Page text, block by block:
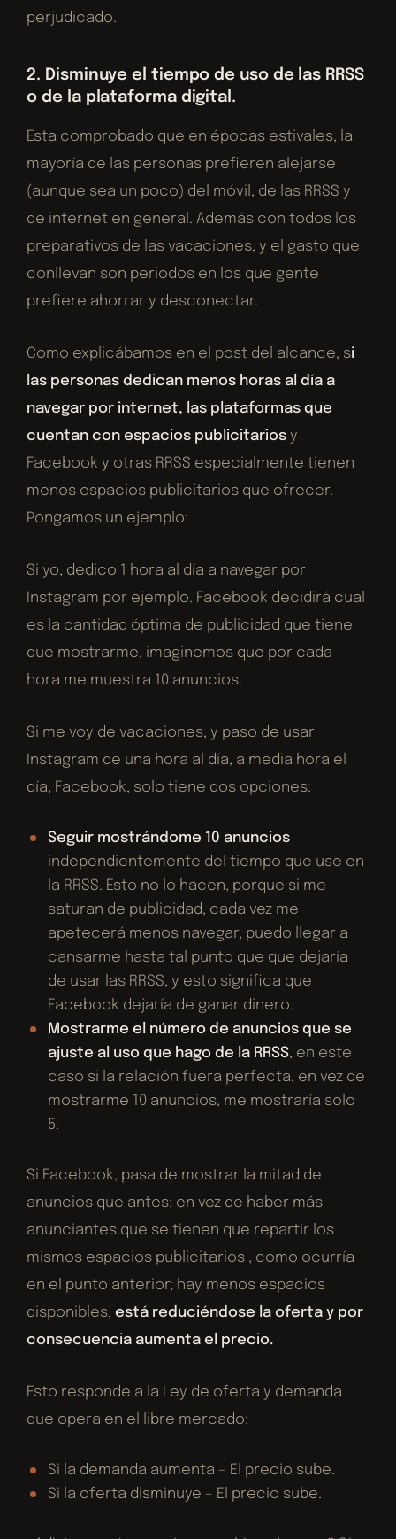
perjudicado.
2. Disminuye el tiempo de uso de las RRSS
o de la plataforma digital.
Esta comprobado que en épocas estivales, la
mayoría de las personas prefieren alejarse
(aunque sea un poco) del móvil, de las RRSS y
de internet en general. Además con todos los
preparativos de las vacaciones, y el gasto que
conllevan son periodos en los que gente
prefiere ahorrar y desconectar.
Como explicábamos en el post del alcance, si
las personas dedican menos horas al día a
navegar por internet, las plataformas que
cuentan con espacios publicitarios y
Facebook y otras RRSS especialmente tienen
menos espacios publicitarios que ofrecer.
Pongamos un ejemplo:
Si yo, dedico 1 hora al día a navegar por
Instagram por ejemplo. Facebook decidirá cual
es la cantidad óptima de publicidad que tiene
que mostrarme, imaginemos que por cada
hora me muestra 10 anuncios.
Si me voy de vacaciones, y paso de usar
Instagram de una hora al día, a media hora el
día, Facebook, solo tiene dos opciones:
Seguir mostrándome 10 anuncios
independientemente del tiempo que use en
la RRSS. Esto no lo hacen, porque si me
saturan de publicidad, cada vez me
apetecerá menos navegar, puedo llegar a
cansarme hasta tal punto que que dejaría
de usar las RRSS, y esto significa que
Facebook dejaría de ganar dinero.
Mostrarme el número de anuncios que se
ajuste al uso que hago de la RRSS, en este
caso si la relación fuera perfecta, en vez de
mostrarme 10 anuncios, me mostraría solo
5.
Si Facebook, pasa de mostrar la mitad de
anuncios que antes; en vez de haber más
anunciantes que se tienen que repartir los
mismos espacios publicitarios , como ocurría
en el punto anterior; hay menos espacios
disponibles,está reduciéndose la oferta y por
consecuencia aumenta el precio.
Esto responde a la Ley de oferta y demanda
que opera en el libre mercado:
Si la demanda aumenta – El precio sube.
Si la oferta disminuye – El precio sube.